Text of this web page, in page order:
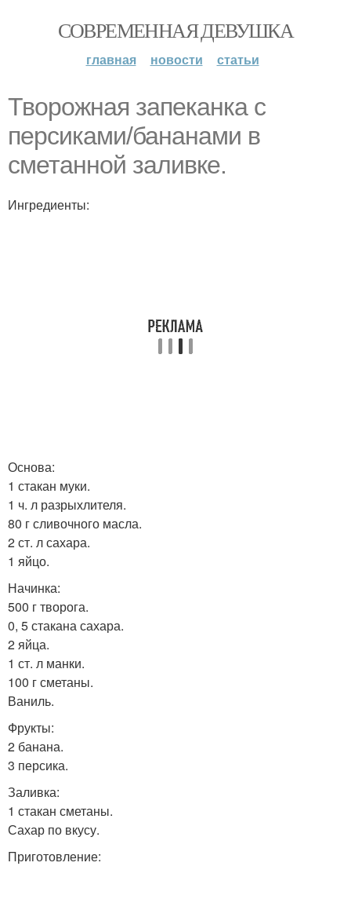
СОВРЕМЕННАЯ ДЕВУШКА
главная новости статьи
Творожная запеканка с
персиками/бананами в
сметанной заливке.
Ингредиенты:
Основа:
1 стакан муки.
1 ч. л разрыхлителя.
80 г сливочного масла.
2 ст. л сахара.
1 яйцо.
Начинка:
500 г творога.
0, 5 стакана сахара.
2 яйца.
1 ст. л манки.
100 г сметаны.
Ваниль.
Фрукты:
2 банана.
3 персика.
Заливка:
1 стакан сметаны.
Сахар по вкусу.
Приготовление: